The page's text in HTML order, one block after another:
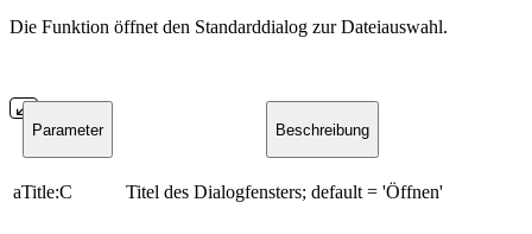
Die Funktion öffnet den Standarddialog zur Dateiauswahl.
Parameter Beschreibung
aTitle:C Titel des Dialogfensters; default = 'Öffnen'